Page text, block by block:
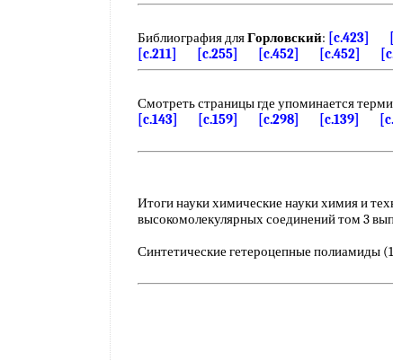
Библиография дляГорловский: [c.423]
[c.211]
[c.255] [c.452] [c.452]
Смотреть страницы где упоминается
[c.143]
[c.159] [c.298] [c.139]
Итоги науки химические науки химия и
высокомолекулярных соединений том 3
Синтетические гетероцепные полиамиды